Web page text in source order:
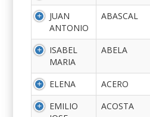
JUAN
ANTONIO
ABASCAL
ISABEL
MARIA
ABELA
ELENA ACERO
EMILIO
ACOSTA